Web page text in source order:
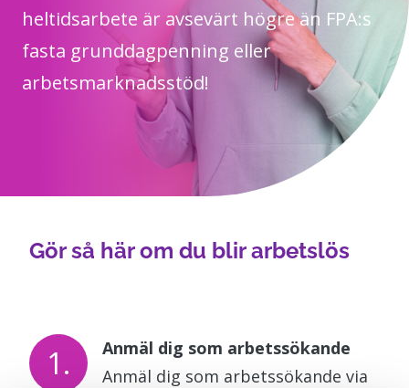
heltidsarbete är avsevärt högre än FPA:s
fasta grunddagpenning eller
arbetsmarknadsstöd!
Gör så här om du blir arbetslös
Anmäl dig som arbetssökande
Anmäl dig som arbetssökande via